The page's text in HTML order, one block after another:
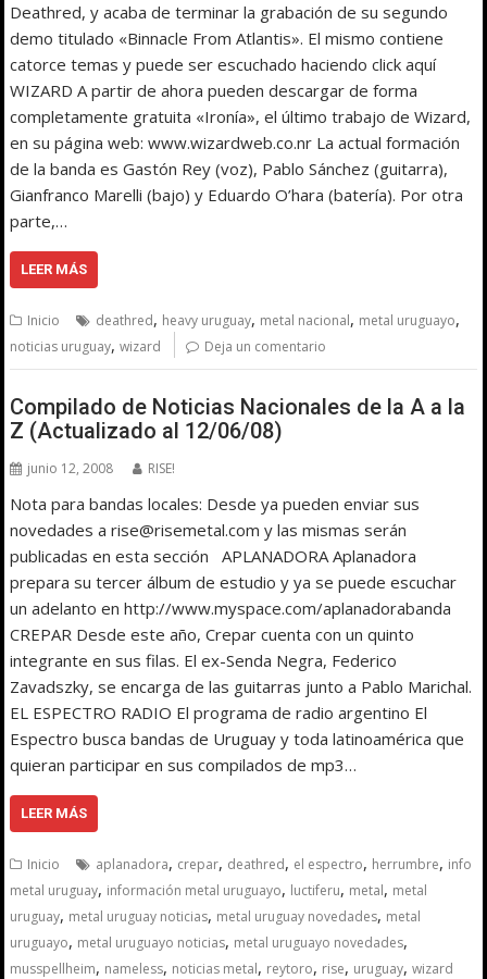
Deathred, y acaba de terminar la grabación de su segundo
demo titulado «Binnacle From Atlantis». El mismo contiene
catorce temas y puede ser escuchado haciendo click aquí
WIZARD A partir de ahora pueden descargar de forma
completamente gratuita «Ironía», el último trabajo de Wizard,
en su página web: www.wizardweb.co.nr La actual formación
de la banda es Gastón Rey (voz), Pablo Sánchez (guitarra),
Gianfranco Marelli (bajo) y Eduardo O’hara (batería). Por otra
parte,…
LEER MÁS
Inicio deathred, heavy uruguay, metal nacional, metal uruguayo,
noticias uruguay,wizard Deja un comentario
Compilado de Noticias Nacionales de la A a la
Z (Actualizado al 12/06/08)
junio 12, 2008 RISE!
Nota para bandas locales: Desde ya pueden enviar sus
novedades a rise@risemetal.com y las mismas serán
publicadas en esta sección APLANADORA Aplanadora
prepara su tercer álbum de estudio y ya se puede escuchar
un adelanto en http://www.myspace.com/aplanadorabanda
CREPAR Desde este año, Crepar cuenta con un quinto
integrante en sus filas. El ex-Senda Negra, Federico
Zavadszky, se encarga de las guitarras junto a Pablo Marichal.
EL ESPECTRO RADIO El programa de radio argentino El
Espectro busca bandas de Uruguay y toda latinoamérica que
quieran participar en sus compilados de mp3…
LEER MÁS
Inicio aplanadora, crepar, deathred, el espectro, herrumbre, info
metal uruguay, información metal uruguayo, luctiferu, metal, metal
uruguay, metal uruguay noticias, metal uruguay novedades, metal
uruguayo, metal uruguayo noticias, metal uruguayo novedades,
musspellheim, nameless, noticias metal, reytoro, rise, uruguay,wizard